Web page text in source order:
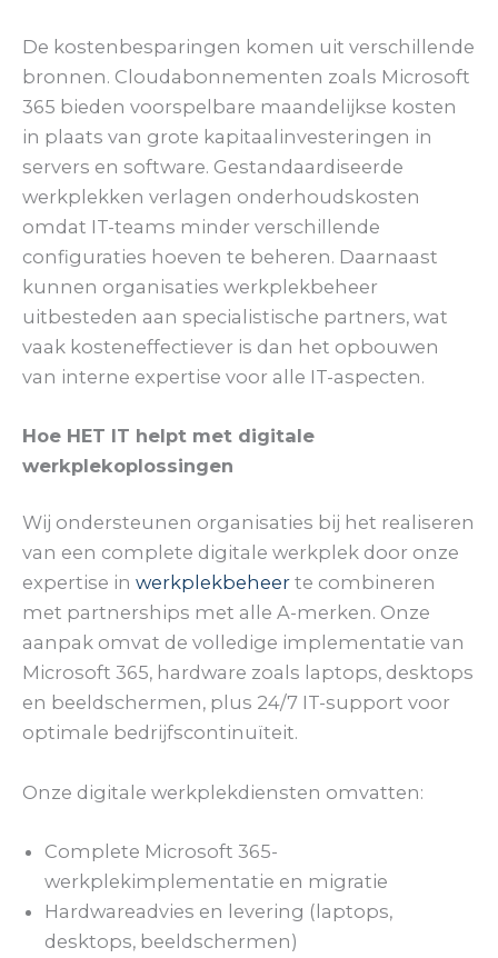
De kostenbesparingen komen uit verschillende
bronnen. Cloudabonnementen zoals Microsoft
365 bieden voorspelbare maandelijkse kosten
in plaats van grote kapitaalinvesteringen in
servers en software. Gestandaardiseerde
werkplekken verlagen onderhoudskosten
omdat IT-teams minder verschillende
configuraties hoeven te beheren. Daarnaast
kunnen organisaties werkplekbeheer
uitbesteden aan specialistische partners, wat
vaak kosteneffectiever is dan het opbouwen
van interne expertise voor alle IT-aspecten.
Hoe HET IT helpt met digitale
werkplekoplossingen
Wij ondersteunen organisaties bij het realiseren
van een complete digitale werkplek door onze
expertise in werkplekbeheer te combineren
met partnerships met alle A-merken. Onze
aanpak omvat de volledige implementatie van
Microsoft 365, hardware zoals laptops, desktops
en beeldschermen, plus 24/7 IT-support voor
optimale bedrijfscontinuïteit.
Onze digitale werkplekdiensten omvatten:
Complete Microsoft 365-
werkplekimplementatie en migratie
Hardwareadvies en levering (laptops,
desktops, beeldschermen)